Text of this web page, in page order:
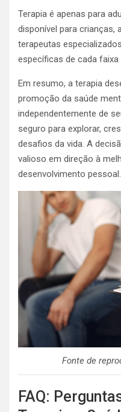
Terapia é apenas para
disponível para crianças,
terapeutas
específicas de cada faixa
Em resumo, a terapia
promoção da saúde
independentemente de
seguro para explorar,
desafios da vida. A
valioso em direção à
desenvolvimento pessoal.
Fonte de
FAQ: